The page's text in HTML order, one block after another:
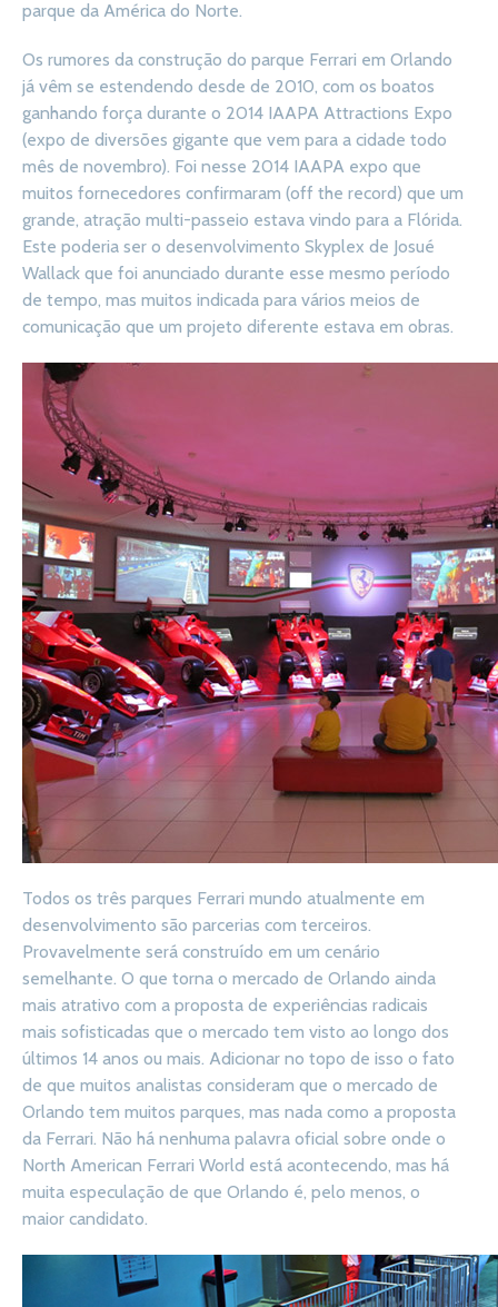
parque da América do Norte.
Os rumores da construção do parque Ferrari em Orlando
já vêm se estendendo desde de 2010, com os boatos
ganhando força durante o 2014 IAAPA Attractions Expo
(expo de diversões gigante que vem para a cidade todo
mês de novembro). Foi nesse 2014 IAAPA expo que
muitos fornecedores confirmaram (off the record) que um
grande, atração multi-passeio estava vindo para a Flórida.
Este poderia ser o desenvolvimento Skyplex de Josué
Wallack que foi anunciado durante esse mesmo período
de tempo, mas muitos indicada para vários meios de
comunicação que um projeto diferente estava em obras.
Todos os três parques Ferrari mundo atualmente em
desenvolvimento são parcerias com terceiros.
Provavelmente será construído em um cenário
semelhante. O que torna o mercado de Orlando ainda
mais atrativo com a proposta de experiências radicais
mais sofisticadas que o mercado tem visto ao longo dos
últimos 14 anos ou mais. Adicionar no topo de isso o fato
de que muitos analistas consideram que o mercado de
Orlando tem muitos parques, mas nada como a proposta
da Ferrari. Não há nenhuma palavra oficial sobre onde o
North American Ferrari World está acontecendo, mas há
muita especulação de que Orlando é, pelo menos, o
maior candidato.